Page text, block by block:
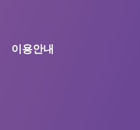
이용안내